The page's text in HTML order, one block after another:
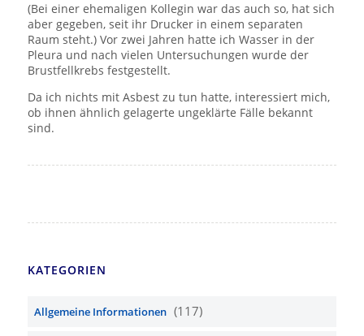
(Bei einer ehemaligen Kollegin war das auch so, hat sich
aber gegeben, seit ihr Drucker in einem separaten
Raum steht.) Vor zwei Jahren hatte ich Wasser in der
Pleura und nach vielen Untersuchungen wurde der
Brustfellkrebs festgestellt.
Da ich nichts mit Asbest zu tun hatte, interessiert mich,
ob ihnen ähnlich gelagerte ungeklärte Fälle bekannt
sind.
KATEGORIEN
Allgemeine Informationen (117)